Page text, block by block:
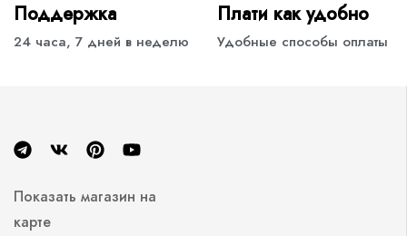
Поддержка
24 часа, 7 дней в неделю
Плати как удобно
Удобные способы оплаты
Показать магазин на
карте